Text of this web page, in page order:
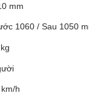
mm
1060 / Sau 1050
h